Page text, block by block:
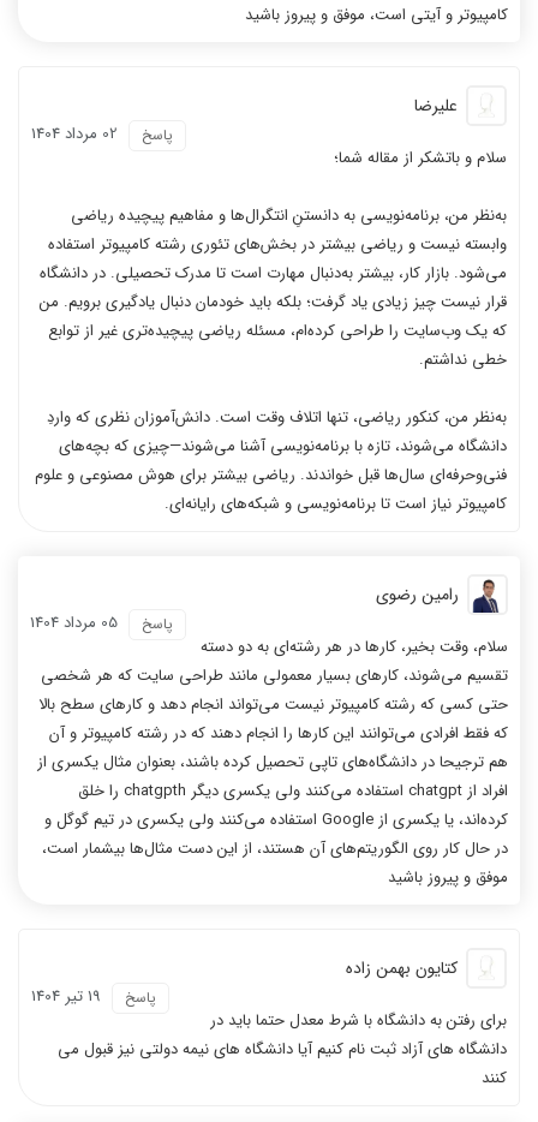
کامپیوتر و آیتی است، موفق و پیروز باشید
علیرضا
02 مرداد 1404 پاسخ
سلام و باتشکر از مقاله شما؛
به‌نظر من، برنامه‌نویسی به دانستنِ انتگرال‌ها و مفاهیم پیچیده ریاضی
وابسته نیست و ریاضی بیشتر در بخش‌های تئوری رشته کامپیوتر استفاده
می‌شود. بازار کار، بیشتر به‌دنبال مهارت است تا مدرک تحصیلی. در دانشگاه
قرار نیست چیز زیادی یاد گرفت؛ بلکه باید خودمان دنبال یادگیری برویم. من
که یک وب‌سایت را طراحی کرده‌ام، مسئله ریاضی پیچیده‌تری غیر از توابع
خطی نداشتم.
به‌نظر من، کنکور ریاضی، تنها اتلاف وقت است. دانش‌آموزان نظری که واردِ
دانشگاه می‌شوند، تازه با برنامه‌نویسی آشنا می‌شوند—چیزی که بچه‌های
فنی‌وحرفه‌ای سال‌ها قبل خواندند. ریاضی بیشتر برای هوش مصنوعی و علوم
کامپیوتر نیاز است تا برنامه‌نویسی و شبکه‌های رایانه‌ای.
رامین رضوی
05 مرداد 1404 پاسخ
سلام، وقت بخیر، کارها در هر رشته‌ای به دو دسته
تقسیم می‌شوند، کارهای بسیار معمولی مانند طراحی سایت که هر شخصی
حتی کسی که رشته کامپیوتر نیست می‌تواند انجام دهد و کارهای سطح بالا
که فقط افرادی می‌توانند این کارها را انجام دهند که در رشته کامپیوتر و آن
هم ترجیحا در دانشگاه‌های تاپی تحصیل کرده باشند، بعنوان مثال یکسری از
افراد از chatgpt استفاده می‌کنند ولی یکسری دیگر chatgpth را خلق
کرده‌اند، یا یکسری از Google استفاده می‌کنند ولی یکسری در تیم گوگل و
در حال کار روی الگوریتم‌های آن هستند، از این دست مثال‌ها بیشمار است،
موفق و پیروز باشید
کتایون بهمن زاده
19 تیر 1404 پاسخ
برای رفتن به دانشگاه با شرط معدل حتما باید در
دانشگاه های آزاد ثبت نام کنیم آیا دانشگاه های نیمه دولتی نیز قبول می
کنند